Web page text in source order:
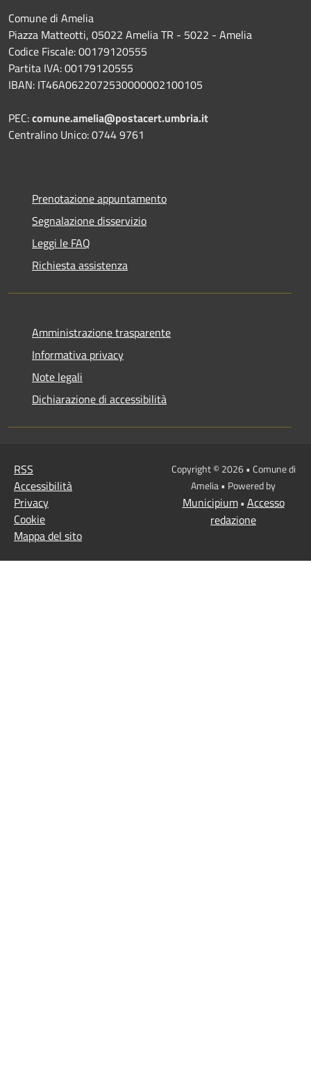
Comune di Amelia
Piazza Matteotti, 05022 Amelia TR - 5022 - Amelia
Codice Fiscale: 00179120555
Partita IVA: 00179120555
IBAN: IT46A0622072530000002100105
PEC:comune.amelia@postacert.umbria.it
Centralino Unico: 0744 9761
Prenotazione appuntamento
Segnalazione disservizio
Leggi le FAQ
Richiesta assistenza
Amministrazione trasparente
Informativa privacy
Note legali
Dichiarazione di accessibilità
RSS
Accessibilità
Privacy
Cookie
Mappa del sito
Copyright © 2026 • Comune di
Amelia • Powered by
Municipium• Accesso
redazione